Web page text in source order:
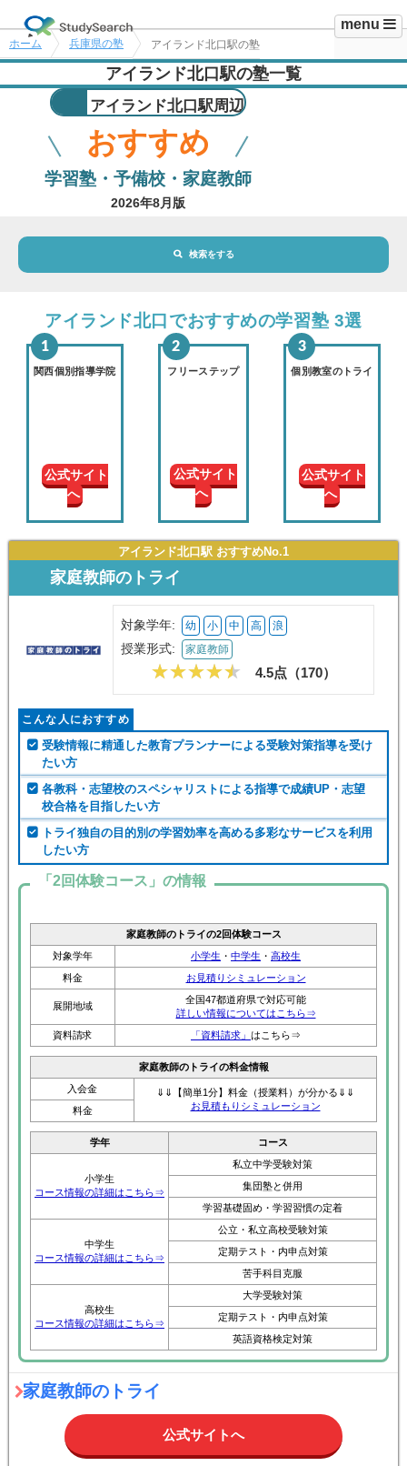
menu
ホーム 兵庫県の塾 アイランド北口駅の塾
アイランド北口駅の塾一覧
アイランド北口駅周辺
おすすめ
学習塾・予備校・家庭教師
2026年8月版
検索をする
地域・駅 アイランド北口駅
路線・駅 選択されていません
学年
授業形
式
この条件で絞り込む
アイランド北口でおすすめの学習塾 3選
関西個別指導学院
公式サイト
へ
フリーステップ
公式サイト
へ
個別教室のトライ
公式サイト
へ
アイランド北口駅 おすすめNo.1
家庭教師のトライ
対象学年: 幼 小 中 高 浪
授業形式: 家庭教師
4.5点（170）
こんな人におすすめ
受験情報に精通した教育プランナーによる受験対策指導を受け
たい方
各教科・志望校のスペシャリストによる指導で成績UP・志望
校合格を目指したい方
トライ独自の目的別の学習効率を高める多彩なサービスを利用
したい方
「2回体験コース」の情報
家庭教師のトライの2回体験コース
対象学年
小学生 ・ 中学生 ・ 高校生
料金
お見積りシミュレーション
展開地域
全国47都道府県で対応可能
詳しい情報についてはこちら⇒
資料請求
「資料請求」 はこちら⇒
家庭教師のトライの料金情報
入会金
⇓⇓【簡単1分】料金（授業料）が分かる⇓⇓
お見積もりシミュレーション
料金
学年 コース
小学生
コース情報の詳細はこちら⇒
私立中学受験対策
集団塾と併用
学習基礎固め・学習習慣の定着
中学生
コース情報の詳細はこちら⇒
公立・私立高校受験対策
定期テスト・内申点対策
苦手科目克服
高校生
コース情報の詳細はこちら⇒
大学受験対策
定期テスト・内申点対策
英語資格検定対策
家庭教師のトライ
公式サイトへ